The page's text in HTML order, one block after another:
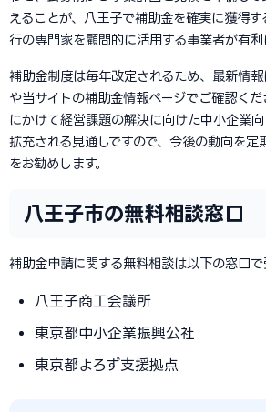
えることが、八王子で補助金を確実に獲得
行の専門家を顧問的に活用する事業者が有利
補助金制度は毎年改定されるため、最新情
や当サイトの補助金情報ページでご確認く
にかけて経営課題の解決に向けた中小企業
拡充される見通しですので、今後の動向を定
をお勧めします。
八王子市の無料相談窓口
補助金申請に関する無料相談は以下の窓口で
八王子商工会議所
東京都中小企業振興公社
東京都よろず支援拠点